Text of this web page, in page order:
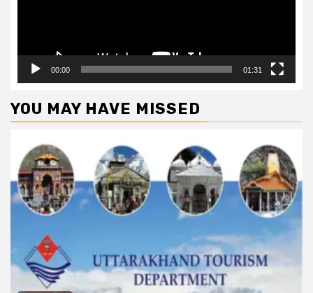
00:00 01:31
YOU MAY HAVE MISSED